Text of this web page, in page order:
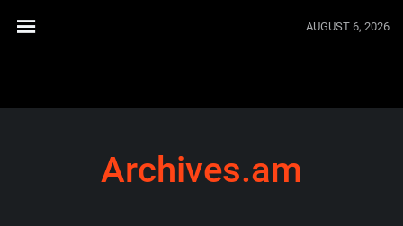
AUGUST 6, 2026
Archives.am